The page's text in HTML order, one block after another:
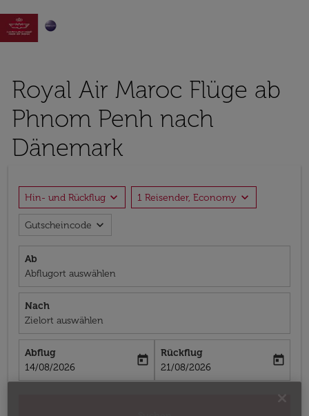

Royal Air Maroc Flüge ab
Phnom Penh nach
Dänemark
Hin- und Rückflug expand_more 1 Reisender, Economy expand_more
Gutscheincode expand_more
Ab
Abflugort auswählen
Nach
Zielort auswählen
Abflug
fc-booking-departure-date-aria-label
14/08/2026
today
Rückflug
fc-booking-return-date-aria-label
21/08/2026
today